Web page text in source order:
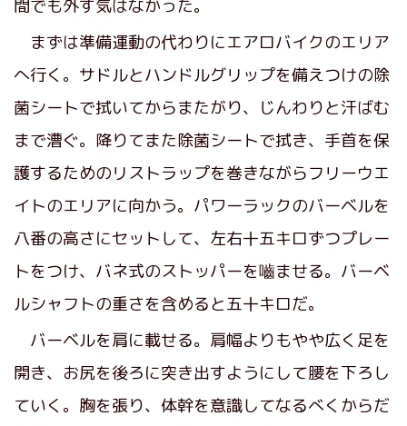
間でも外す気はなかった。
まずは準備運動の代わりにエアロバイクのエリア
へ行く。サドルとハンドルグリップを備えつけの除
菌シートで拭いてからまたがり、じんわりと汗ばむ
まで漕ぐ。降りてまた除菌シートで拭き、手首を保
護するためのリストラップを巻きながらフリーウエ
イトのエリアに向かう。パワーラックのバーベルを
八番の高さにセットして、左右十五キロずつプレー
トをつけ、バネ式のストッパーを嚙ませる。バーベ
ルシャフトの重さを含めると五十キロだ。
バーベルを肩に載せる。肩幅よりもやや広く足を
開き、お尻を後ろに突き出すようにして腰を下ろし
ていく。胸を張り、体幹を意識してなるべくからだ